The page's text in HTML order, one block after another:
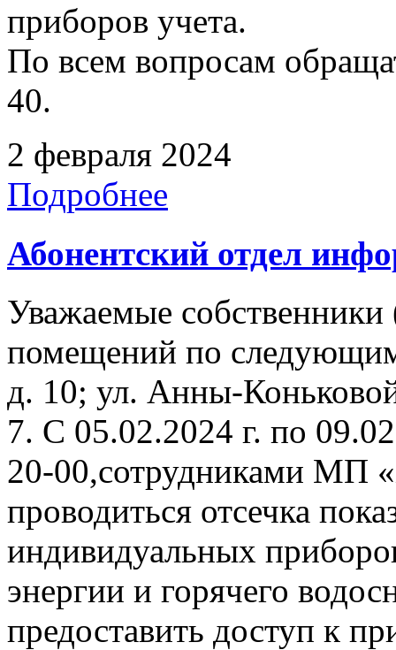
приборов учета.
По всем вопросам
40.
2 февраля 2024
Подробнее
Абонентский отдел
Уважаемые
помещений по
д. 10; ул. Анны-
7. C 05.02.2024 г. по
20-00,сотрудниками МП
проводиться отсечка
индивидуальных
энергии и горячего
предоставить доступ к